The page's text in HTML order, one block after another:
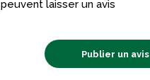
laisser un avis
Publier un avis